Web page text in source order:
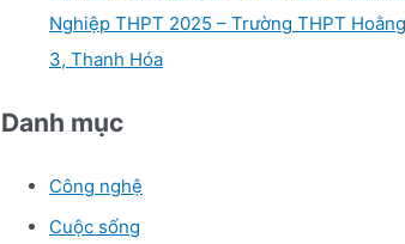
Nghiệp THPT 2025 – Trường THPT
3, Thanh Hóa
Danh mục
Công nghệ
Cuộc sống